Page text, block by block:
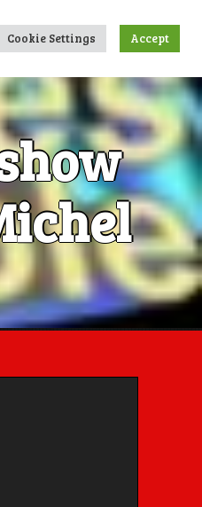
LIENS
Cookie Settings Accept